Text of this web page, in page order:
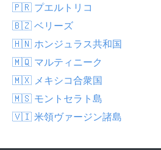
🇵🇷 プエルトリコ
🇧🇿 ベリーズ
🇭🇳 ホンジュラス共和国
🇲🇶 マルティニーク
🇲🇽 メキシコ合衆国
🇲🇸 モントセラト島
🇻🇮 米領ヴァージン諸島